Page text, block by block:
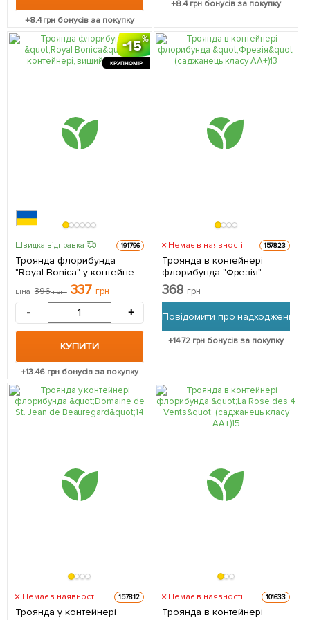
+8.4грн бонусів за покупку
+8.4грн бонусів за покупку
15
КРУПНОМІР
Швидка відправка 191796
Троянда флорибунда
"Royal Bonica" у контейнері,
упаковці
ціна 396грн 337 грн
- +
КУПИТИ
+13.46грн бонусів за покупку
Немає в наявності 157823
Троянда в контейнері
флорибунда "Фрезія"
(саджанець класу АА+) 1
саджанець в упаковці
368 грн
Повідомити про надходження
+14.72 грн бонусів за покупку
Немає в наявності 157812
Троянда у контейнері
Немає в наявності 101633
Троянда в контейнері